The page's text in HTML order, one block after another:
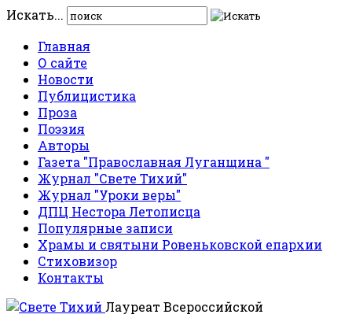
Искать...
Главная
О сайте
Новости
Публицистика
Проза
Поэзия
Авторы
Газета "Православная Луганщина "
Журнал "Свете Тихий"
Журнал "Уроки веры"
ДПЦ Нестора Летописца
Популярные записи
Храмы и святыни Ровеньковской епархии
Стиховизор
Контакты
Лауреат Всероссийской